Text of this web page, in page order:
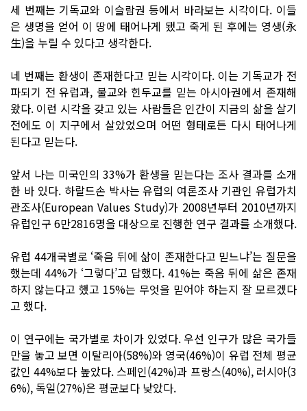
세 번째는 기독교와 이슬람권 등에서 바라보는 시각이다. 이들
은 생명을 얻어 이 땅에 태어나게 됐고 죽게 된 후에는 영생(永
生)을 누릴 수 있다고 생각한다.
네 번째는 환생이 존재한다고 믿는 시각이다. 이는 기독교가 전
파되기 전 유럽과, 불교와 힌두교를 믿는 아시아권에서 존재해
왔다. 이런 시각을 갖고 있는 사람들은 인간이 지금의 삶을 살기
전에도 이 지구에서 살았었으며 어떤 형태로든 다시 태어나게
된다고 믿는다.
앞서 나는 미국인의 33%가 환생을 믿는다는 조사 결과를 소개
한 바 있다. 하랄드손 박사는 유럽의 여론조사 기관인 유럽가치
관조사(European Values Study)가 2008년부터 2010년까지
유럽인구 6만2816명을 대상으로 진행한 연구 결과를 소개했다.
유럽 44개국별로 ‘죽음 뒤에 삶이 존재한다고 믿느냐’는 질문을
했는데 44%가 ‘그렇다’고 답했다. 41%는 죽음 뒤에 삶은 존재
하지 않는다고 했고 15%는 무엇을 믿어야 하는지 잘 모르겠다
고 했다.
이 연구에는 국가별로 차이가 있었다. 우선 인구가 많은 국가들
만을 놓고 보면 이탈리아(58%)와 영국(46%)이 유럽 전체 평균
값인 44%보다 높았다. 스페인(42%)과 프랑스(40%), 러시아(3
6%), 독일(27%)은 평균보다 낮았다.